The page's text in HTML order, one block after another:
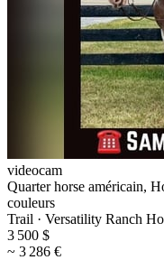
videocam
Quarter horse américain,
couleurs
Trail · Versatility Ranch
3 500 $
~ 3 286 €